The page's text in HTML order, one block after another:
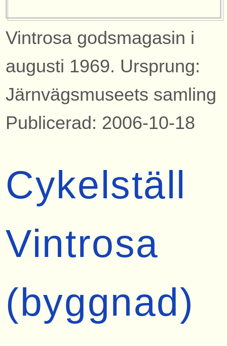
Vintrosa godsmagasin i
augusti 1969. Ursprung:
Järnvägsmuseets samling
Publicerad: 2006-10-18
Cykelställ
Vintrosa
(byggnad)